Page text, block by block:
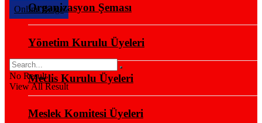
OnlIne Belge
No Result
View All Result
Organizasyon Şeması
Yönetim Kurulu Üyeleri
Meclis Kurulu Üyeleri
Meslek Komitesi Üyeleri